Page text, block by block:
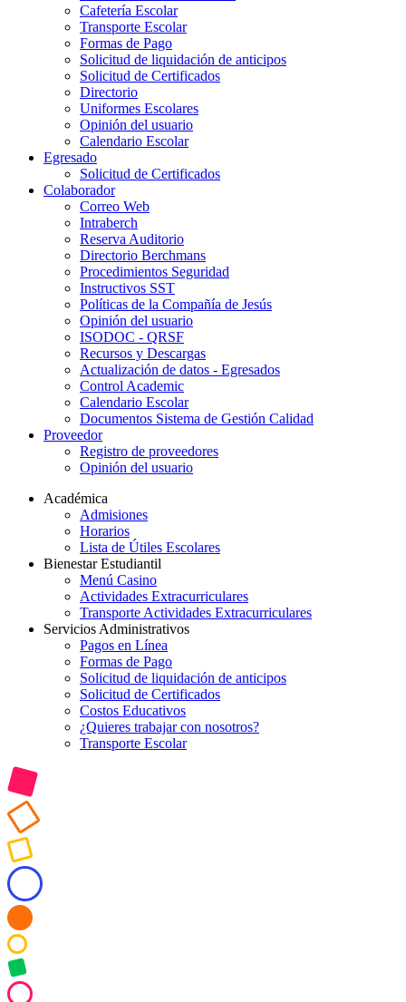
Cafetería Escolar
Transporte Escolar
Formas de Pago
Solicitud de liquidación de anticipos
Solicitud de Certificados
Directorio
Uniformes Escolares
Opinión del usuario
Calendario Escolar
Egresado
Solicitud de Certificados
Colaborador
Correo Web
Intraberch
Reserva Auditorio
Directorio Berchmans
Procedimientos Seguridad
Instructivos SST
Políticas de la Compañía de Jesús
Opinión del usuario
ISODOC - QRSF
Recursos y Descargas
Actualización de datos - Egresados
Control Academic
Calendario Escolar
Documentos Sistema de Gestión Calidad
Proveedor
Registro de proveedores
Opinión del usuario
Académica
Admisiones
Horarios
Lista de Útiles Escolares
Bienestar Estudiantil
Menú Casino
Actividades Extracurriculares
Transporte Actividades Extracurriculares
Servicios Administrativos
Pagos en Línea
Formas de Pago
Solicitud de liquidación de anticipos
Solicitud de Certificados
Costos Educativos
¿Quieres trabajar con nosotros?
Transporte Escolar